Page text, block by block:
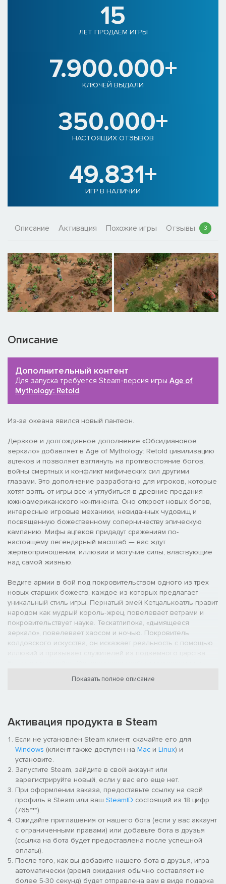
15
ЛЕТ ПРОДАЕМ ИГРЫ
7.900.000+
КЛЮЧЕЙ ВЫДАЛИ
350.000+
НАСТОЯЩИХ ОТЗЫВОВ
49.831+
ИГР В НАЛИЧИИ
Описание Активация Похожие игры Отзывы 3
Описание
Дополнительный контент
Для запуска требуется Steam-версия игры Age of
Mythology: Retold.
Из-за океана явился новый пантеон.
Дерзкое и долгожданное дополнение «Обсидиановое
зеркало» добавляет в Age of Mythology: Retold цивилизацию
ацтеков и позволяет взглянуть на противостояние богов,
войны смертных и конфликт мифических сил другими
глазами. Это дополнение разработано для игроков, которые
хотят взять от игры все и углубиться в древние предания
южноамериканского континента. Оно откроет новых богов,
интересные игровые механики, невиданных чудовищ и
посвященную божественному соперничеству эпическую
кампанию. Мифы ацтеков придадут сражениям по-
настоящему легендарный масштаб — вас ждут
жертвоприношения, иллюзии и могучие силы, властвующие
над самой жизнью.
Ведите армии в бой под покровительством одного из трех
новых старших божеств, каждое из которых предлагает
уникальный стиль игры. Пернатый змей Кетцалькоатль правит
народом как мудрый король-жрец, повелевает ветрами и
покровительствует науке. Тескатлипока, «дымящееся
зеркало», повелевает хаосом и ночью. Покровитель
колдовского искусства, он искажает реальность с помощью
служителей огромной силой.
способностями, даст власть над мифическими созданиями и
Повелевайте Ицпапалотль, обсидиановой бабочкой смерти
и волшебства, призовите на помощь Тлалока, владыку
дождя и разрушений, или бросьте в бой Шолотля, чье
разлагающее влияние превращает врагов в чудовищ.
В «Обсидиановом зеркале» исход битвы зависит от умения
пустить в ход страх и иллюзии. Расставляйте ловушки,
манипулируйте противником, собирайте жизненную силу и
возводите башни из костей убитых врагов. Ацтеки черпают
силу из тоналли — высвобождаемой в бою жизненной
сущности. Каждый погибший приносит благодать, усиливает
ваших богов и развивает цивилизацию. Даже поселенцы
могут отдать свою жизненную силу, если для победы ее
недостаточно.
Показать полное описание
Активация продукта в Steam
Если не установлен Steam клиент, скачайте его для
Windows (клиент также доступен на Mac и Linux) и
установите.
Запустите Steam, зайдите в свой аккаунт или
зарегистрируйте новый, если у вас его еще нет.
При оформлении заказа, предоставьте ссылку на свой
профиль в Steam или ваш SteamID состоящий из 18 цифр
(765***).
Ожидайте приглашения от нашего бота (если у вас аккаунт
с ограниченными правами) или добавьте бота в друзья
(ссылка на бота будет предоставлена после успешной
оплаты).
После того, как вы добавите нашего бота в друзья, игра
автоматически (время ожидания обычно составляет не
более 5-30 секунд) будет отправлена вам в виде подарка